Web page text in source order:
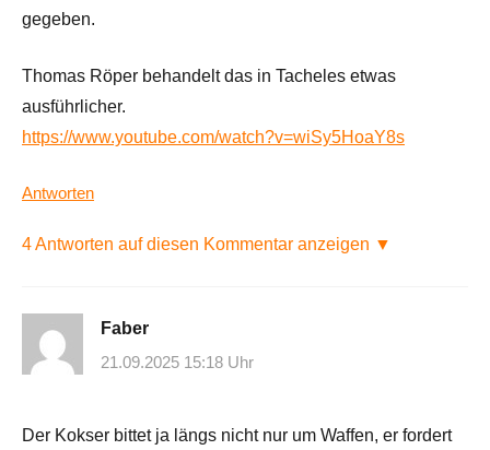
gegeben.
Thomas Röper behandelt das in Tacheles etwas
ausführlicher.
https://www.youtube.com/watch?v=wiSy5HoaY8s
Antworten
4 Antworten auf diesen Kommentar anzeigen ▼
Faber
21.09.2025 15:18 Uhr
Der Kokser bittet ja längs nicht nur um Waffen, er fordert